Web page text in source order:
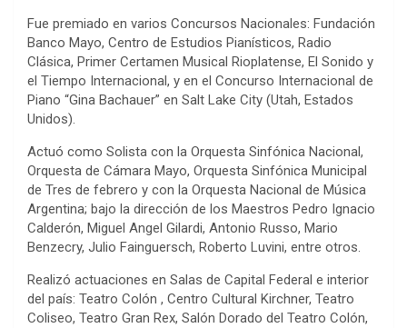
Fue premiado en varios Concursos Nacionales: Fundación
Banco Mayo, Centro de Estudios Pianísticos, Radio
Clásica, Primer Certamen Musical Rioplatense, El Sonido y
el Tiempo Internacional, y en el Concurso Internacional de
Piano “Gina Bachauer” en Salt Lake City (Utah, Estados
Unidos).
Actuó como Solista con la Orquesta Sinfónica Nacional,
Orquesta de Cámara Mayo, Orquesta Sinfónica Municipal
de Tres de febrero y con la Orquesta Nacional de Música
Argentina; bajo la dirección de los Maestros Pedro Ignacio
Calderón, Miguel Angel Gilardi, Antonio Russo, Mario
Benzecry, Julio Fainguersch, Roberto Luvini, entre otros.
Realizó actuaciones en Salas de Capital Federal e interior
del país: Teatro Colón , Centro Cultural Kirchner, Teatro
Coliseo, Teatro Gran Rex, Salón Dorado del Teatro Colón,